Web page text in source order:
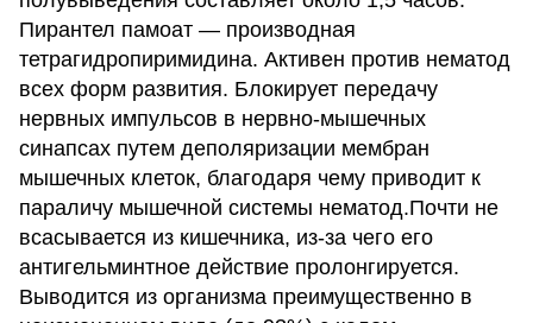
Пирантел памоат — производная
тетрагидропиримидина. Активен против нематод
всех форм развития. Блокирует передачу
нервных импульсов в нервно-мышечных
синапсах путем деполяризации мембран
мышечных клеток, благодаря чему приводит к
параличу мышечной системы нематод.Почти не
всасывается из кишечника, из-за чего его
антигельминтное действие пролонгируется.
Выводится из организма преимущественно в